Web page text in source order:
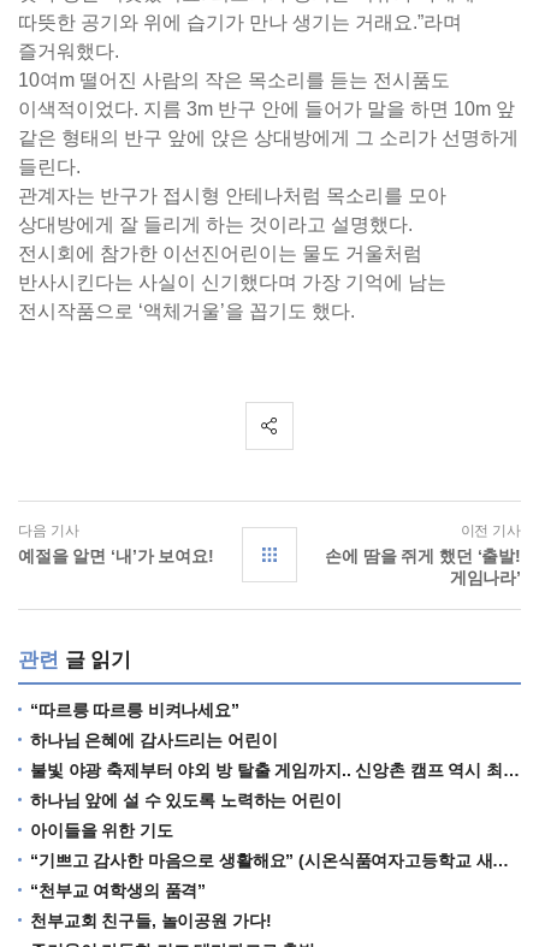
따뜻한 공기와 위에 습기가 만나 생기는 거래요.”라며
즐거워했다.
10여m 떨어진 사람의 작은 목소리를 듣는 전시품도
이색적이었다. 지름 3m 반구 안에 들어가 말을 하면 10m 앞
같은 형태의 반구 앞에 앉은 상대방에게 그 소리가 선명하게
들린다.
관계자는 반구가 접시형 안테나처럼 목소리를 모아
상대방에게 잘 들리게 하는 것이라고 설명했다.
전시회에 참가한 이선진어린이는 물도 거울처럼
반사시킨다는 사실이 신기했다며 가장 기억에 남는
전시작품으로 ‘액체거울’을 꼽기도 했다.
다음 기사
예절을 알면 ‘내’가 보여요!
이전 기사
손에 땀을 쥐게 했던 ‘출발!
게임나라’
관련 글 읽기
“따르릉 따르릉 비켜나세요”
하나님 은혜에 감사드리는 어린이
불빛 야광 축제부터 야외 방 탈출 게임까지.. 신앙촌 캠프 역시 최고!
하나님 앞에 설 수 있도록 노력하는 어린이
아이들을 위한 기도
“기쁘고 감사한 마음으로 생활해요” (시온식품여자고등학교 새내기들)
“천부교 여학생의 품격”
천부교회 친구들, 놀이공원 가다!